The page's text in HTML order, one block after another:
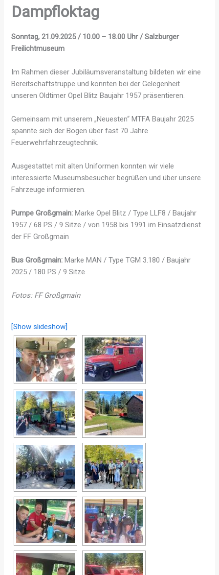
Dampf­lok­tag
Sonntag, 21.09.2025 / 10.00 – 18.00 Uhr / Salzburger
Freilichtmuseum
Im Rahmen dieser Jubiläumsveranstaltung bildeten wir eine
Bereitschaftstruppe und konnten bei der Gelegenheit
unseren Oldtimer Opel Blitz Baujahr 1957 präsentieren.
Gemeinsam mit unserem „Neuesten“ MTFA Baujahr 2025
spannte sich der Bogen über fast 70 Jahre
Feuerwehrfahrzeugtechnik.
Ausgestattet mit alten Uniformen konnten wir viele
interessierte Museumsbesucher begrüßen und über unsere
Fahrzeuge informieren.
Pumpe Großgmain: Marke Opel Blitz / Type LLF8 / Baujahr
1957 / 68 PS / 9 Sitze / von 1958 bis 1991 im Einsatzdienst
der FF Großgmain
Bus Großgmain:Marke MAN / Type TGM 3.180 / Baujahr
2025 / 180 PS / 9 Sitze
Fotos: FF Großgmain
[Show slideshow]